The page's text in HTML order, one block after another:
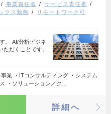
事業責任者
サービス責任者
クス勤務
リモートワーク可
。 AI/分析ビジネ
だくことです。
業 ・ITコンサルティング ・システム
・ソリューション／ク…
詳細へ